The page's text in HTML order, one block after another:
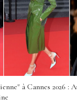
à Cannes 2026 :